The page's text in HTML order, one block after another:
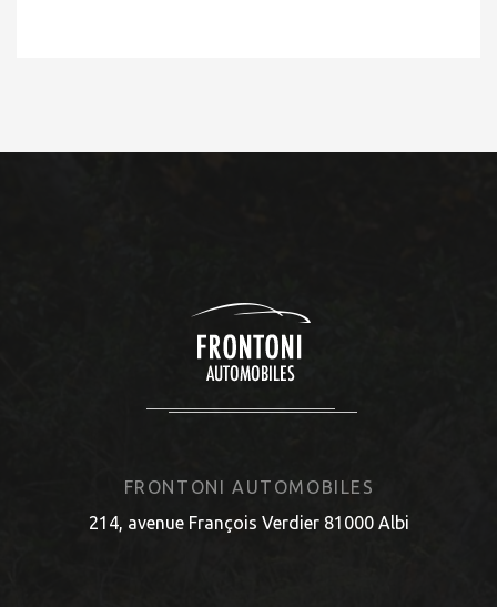
FRONTONI AUTOMOBILES
214, avenue François Verdier 81000 Albi